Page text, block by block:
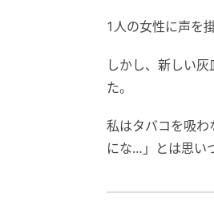
1人の女性に声を
しかし、新しい
た。
私はタバコを吸
にな…」とは思い